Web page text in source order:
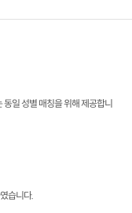
일 성별 매칭을 위해 제공합니
습니다.